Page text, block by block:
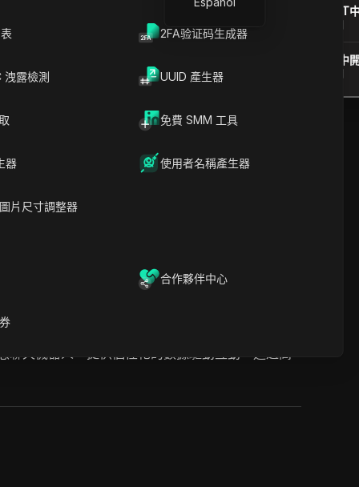
2FA验证码生成器
洩露檢測 UUID 產生器
免費 SMM 工具
器 使用者名稱產生器
片尺寸調整器
合作夥伴中心
在ChatGPT
在Claude中
天機器人，提供個性化的數據驅動互動。通過高